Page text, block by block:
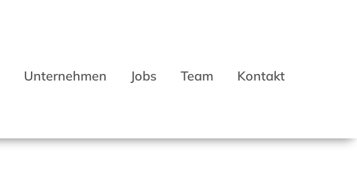
Unternehmen Jobs Team Kontakt